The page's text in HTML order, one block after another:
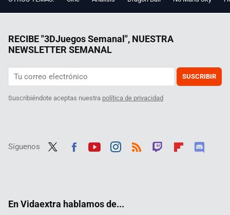
RECIBE "3DJuegos Semanal", NUESTRA
NEWSLETTER SEMANAL
SUSCRIBIR
Suscribiéndote aceptas nuestra política de privacidad
Síguenos
En Vidaextra hablamos de...